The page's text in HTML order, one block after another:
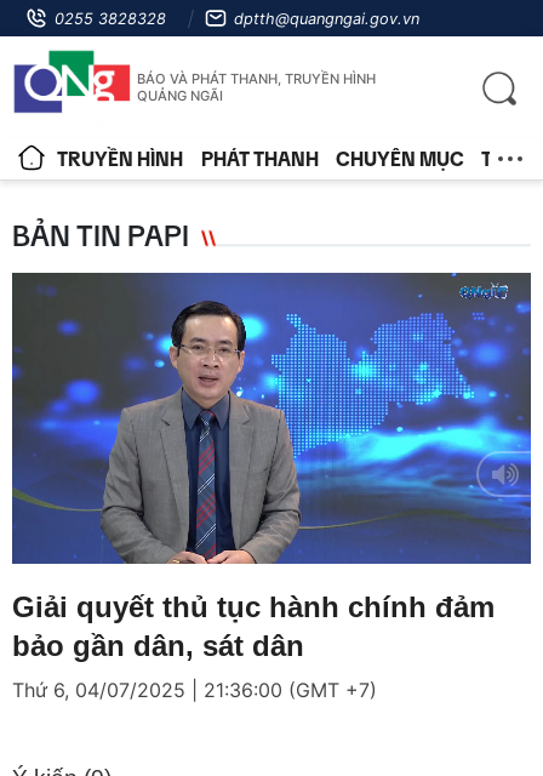
0255 3828328 dptth@quangngai.gov.vn
BÁO VÀ PHÁT THANH, TRUYỀN HÌNH
QUẢNG NGÃI
TRUYỀN HÌNH PHÁT THANH CHUYÊN MỤC TIN
BẢN TIN PAPI
Mute Loaded:
10.66%
Giải quyết thủ tục hành chính đảm
bảo gần dân, sát dân
Thứ 6, 04/07/2025 | 21:36:00 (GMT +7)